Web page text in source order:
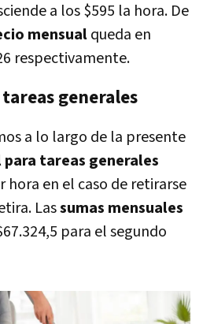
a los $595 la hora. De
mensualqueda en
respectivamente.
generales
a lo largo de la presente
para tareas generales
hora en el caso de retirarse
Lassumas mensuales
para el segundo